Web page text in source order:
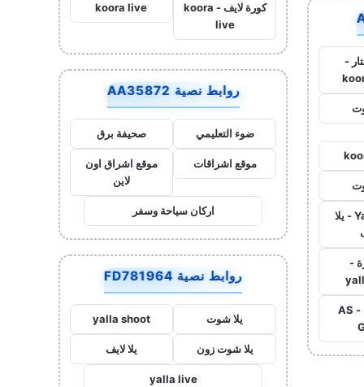
-
Yalla Live - يلا
-
اس جول - AS
كورة لايف - koora
live
koora live
روابط نصية AA35872
ضوء التعليمي صحيفة برق
موقع اشراقات
موقع اشراق اون
لاين
اركان سياحة وسفر
روابط نصية FD781964
يلا شوت yalla shoot
يلا شوت زون يلا لايف
yalla live